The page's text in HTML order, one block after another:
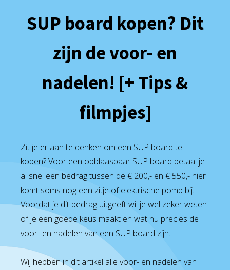
SUP board kopen? Dit
zijn de voor- en
nadelen! [+ Tips &
filmpjes]
Zit je er aan te denken om een SUP board te
kopen? Voor een opblaasbaar SUP board betaal je
al snel een bedrag tussen de € 200,- en € 550,- hier
komt soms nog een zitje of elektrische pomp bij.
Voordat je dit bedrag uitgeeft wil je wel zeker weten
of je een goede keus maakt en wat nu precies de
voor- en nadelen van een SUP board zijn.
Wij hebben in dit artikel alle voor- en nadelen van